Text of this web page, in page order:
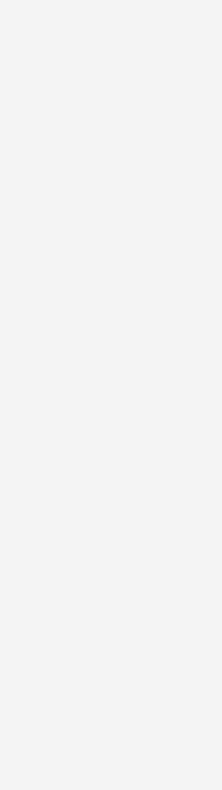
(45 bis 135 kW) ist der
und der
ein ruhiges Glutbett
Blockheizkraftwerk
auf den Markt